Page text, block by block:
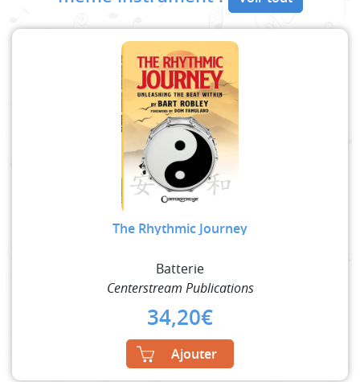
The Rhythmic Journey
Batterie
Centerstream Publications
34,20€
Ajouter